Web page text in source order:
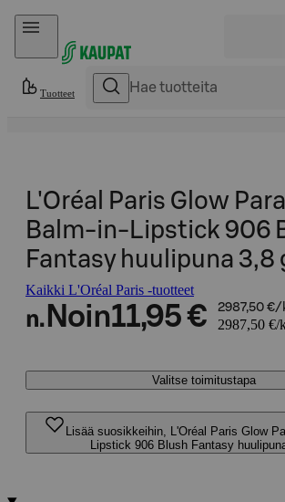
Hyppää sisältöön
Tuotteet
L'Oréal Paris Glow
Balm-in-Lipstick 906
Fantasy huulipuna 3,8
Kaikki L'Oréal Paris -tuotteet
n. Noin11,95 € 2987,50 €/
2987,50 €/
Valitse toimitustapa
Lisää suosikkeihin, L'Oréal Paris Glow
Lipstick 906 Blush Fantasy